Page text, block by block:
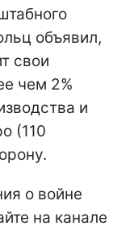
объявил,
свои
чем 2%
и
(110
о войне
на канале